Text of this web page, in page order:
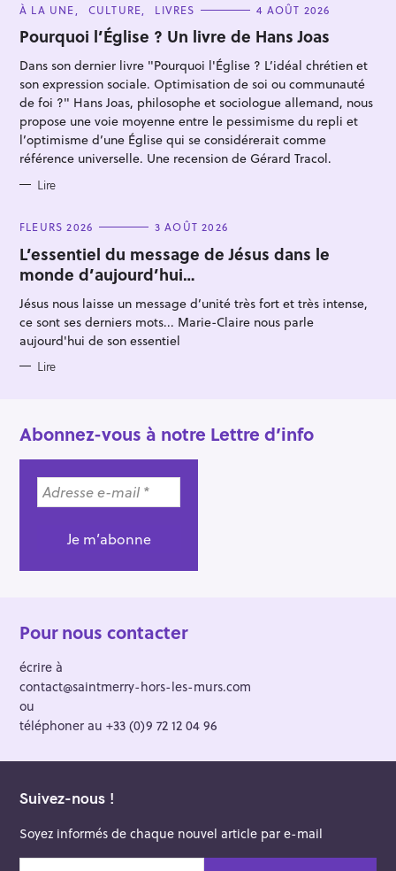
C
T
E
O
I
E
S
À LA UNE CULTURE LIVRES 4 AOÛT 2026
Pourquoi l’Église ? Un livre de Hans Joas
Dans son dernier livre "Pourquoi l'Église ? L’idéal chrétien et
son expression sociale. Optimisation de soi ou communauté
de foi ?" Hans Joas, philosophe et sociologue allemand, nous
propose une voie moyenne entre le pessimisme du repli et
l’optimisme d’une Église qui se considérerait comme
référence universelle. Une recension de Gérard Tracol.
Lire
C
T
E
G
O
I
E
S
FLEURS 2026 3 AOÛT 2026
L’essentiel du message de Jésus dans le
monde d’aujourd’hui…
Jésus nous laisse un message d’unité très fort et très intense,
ce sont ses derniers mots... Marie-Claire nous parle
aujourd'hui de son essentiel
Lire
Abonnez-vous à notre Lettre d’info
Pour nous contacter
écrire à
contact@saintmerry-hors-les-murs.com
ou
téléphoner au +33 (0)9 72 12 04 96
Suivez-nous !
Soyez informés de chaque nouvel article par e-mail
r
c
h
e
r